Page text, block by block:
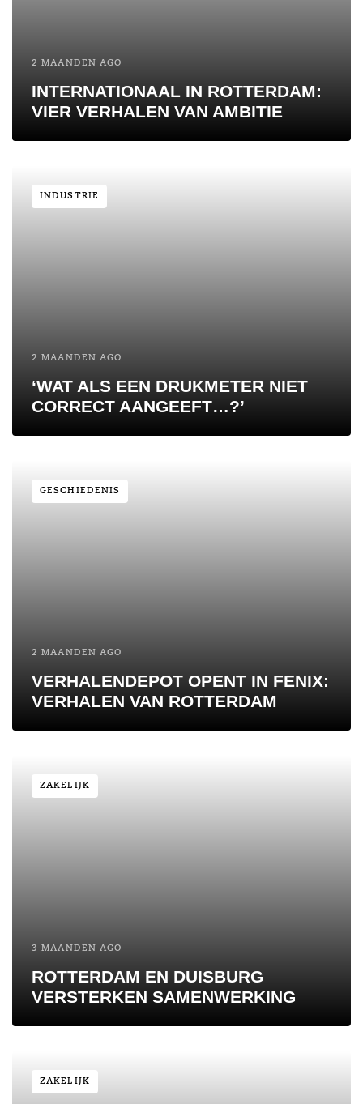
2 MAANDEN AGO
INTERNATIONAAL IN ROTTERDAM:
VIER VERHALEN VAN AMBITIE
INDUSTRIE
2 MAANDEN AGO
‘WAT ALS EEN DRUKMETER NIET
CORRECT AANGEEFT…?’
GESCHIEDENIS
2 MAANDEN AGO
VERHALENDEPOT OPENT IN FENIX:
VERHALEN VAN ROTTERDAM
ZAKELIJK
3 MAANDEN AGO
ROTTERDAM EN DUISBURG
VERSTERKEN SAMENWERKING
ZAKELIJK